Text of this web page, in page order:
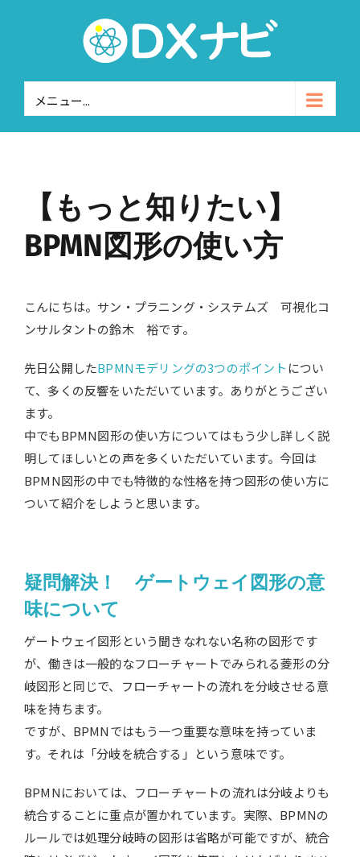
メニュー...
【もっと知りたい】
BPMN図形の使い方
こんにちは。サン・プラニング・システムズ 可視化コ
ンサルタントの鈴木 裕です。
先日公開したBPMNモデリングの3つのポイント につい
て、多くの反響をいただいています。ありがとうござい
ます。
中でもBPMN図形の使い方についてはもう少し詳しく説
明してほしいとの声を多くいただいています。今回は
BPMN図形の中でも特徴的な性格を持つ図形の使い方に
ついて紹介をしようと思います。
疑問解決！ ゲートウェイ図形の意
味について
ゲートウェイ図形という聞きなれない名称の図形です
が、働きは一般的なフローチャートでみられる菱形の分
岐図形と同じで、フローチャートの流れを分岐させる意
味を持ちます。
ですが、BPMNではもう一つ重要な意味を持っていま
す。それは「分岐を統合する」という意味です。
BPMNにおいては、フローチャートの流れは分岐よりも
統合することに重点が置かれています。実際、BPMNの
ルールでは処理分岐時の図形は省略が可能ですが、統合